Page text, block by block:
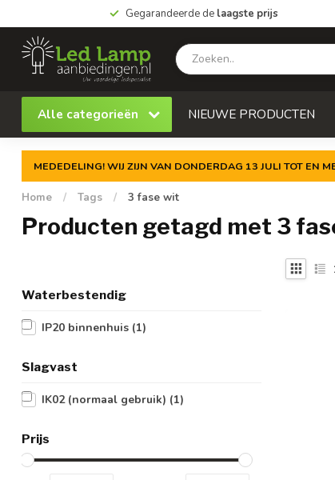
Gegarandeerde de laagste prijs
Alle categorieën NIEUWE PRODUCTEN
MEDEDELING! WIJ ZIJN VAN DONDERDAG 13 JULI TOT EN
Home / Tags / 3 fase wit
Producten getagd met 3
Waterbestendig
IP20 binnenhuis (1)
Slagvast
IK02 (normaal gebruik) (1)
Prijs